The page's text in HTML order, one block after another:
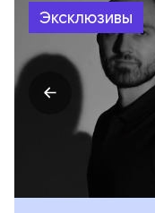
Эксклюзивы